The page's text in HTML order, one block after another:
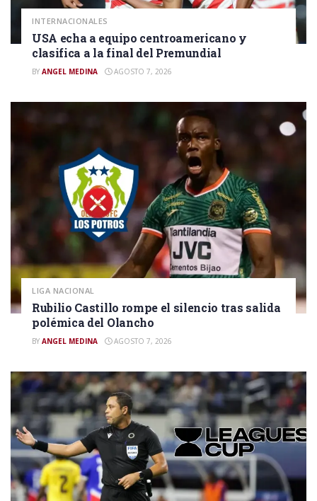
INTERNACIONALES
USA echa a equipo centroamericano y
clasifica a la final del Premundial
BY ANGEL MEDINA AGOSTO 7, 2026
LIGA NACIONAL
Rubilio Castillo rompe el silencio tras salida
polémica del Olancho
BY ANGEL MEDINA AGOSTO 7, 2026